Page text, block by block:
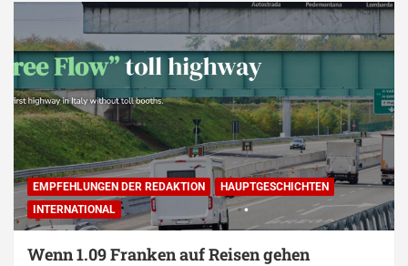
EMPFEHLUNGEN DER REDAKTION
HAUPTGESCHICHTEN
INTERNATIONAL
Wenn 1.09 Franken auf Reisen gehen